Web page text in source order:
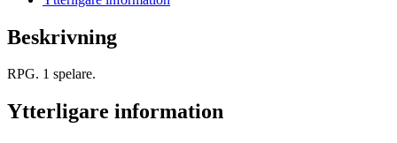
Beskrivning
RPG. 1 spelare.
Ytterligare information